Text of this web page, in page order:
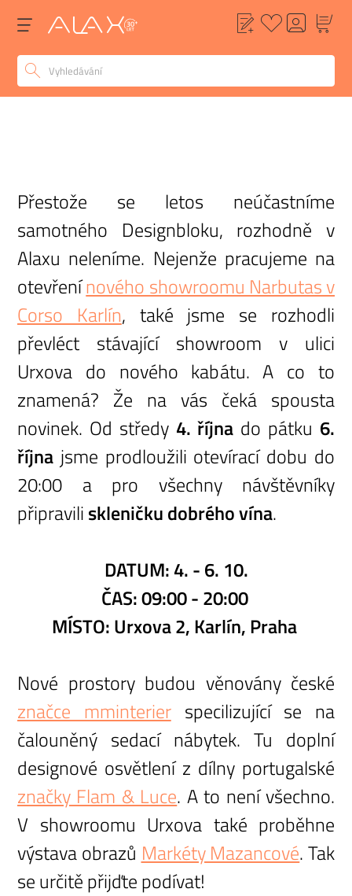
Přestože se letos neúčastníme
samotného Designbloku, rozhodně v
Alaxu neleníme. Nejenže pracujeme na
otevřenínového showroomu Narbutas v
Corso Karlín, také jsme se rozhodli
převléct stávající showroom v ulici
Urxova do nového kabátu. A co to
znamená? Že na vás čeká spousta
novinek. Od středy 4. října do pátku 6.
října jsme prodloužili otevírací dobu do
20:00 a pro všechny návštěvníky
připraviliskleničku dobrého vína.
DATUM: 4. - 6. 10.
ČAS: 09:00 - 20:00
MÍSTO: Urxova 2, Karlín, Praha
Nové prostory budou věnovány české
značce mminterierspecilizující se na
čalouněný sedací nábytek. Tu doplní
designové osvětlení z dílny portugalské
značky Flam & Luce. A to není všechno.
V showroomu Urxova také proběhne
výstava obrazů Markéty Mazancové. Tak
se určitě přijďte podívat!